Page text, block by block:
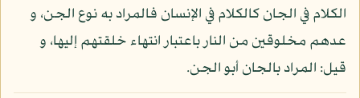
الكلام في الجان كالكلام في الإنسان فالمراد به نوع الجن، و
عدهم مخلوقين من النار باعتبار انتهاء خلقتهم إليها، و
قيل: المراد بالجان أبو الجن.